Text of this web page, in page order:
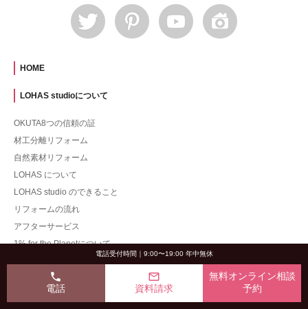
HOME
LOHAS studioについて
OKUTA8つの信頼の証
材工分離リフォーム
自然素材リフォーム
LOHAS について
LOHAS studio のできること
リフォームの流れ
アフターサービス
1% for the Planetについて
品質管理向上への取り組み
施工事例
電話受付時間｜9:00〜19:00 年中無休
phone
電話
mail_outline
資料請求
無料オンライン相談
予約